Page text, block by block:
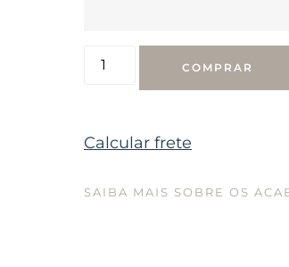
COMPRAR
Calcular frete
SAIBA MAIS SOBRE OS